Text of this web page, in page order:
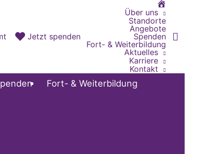
Jetzt spenden
Über uns
Standorte
Angebote
Spenden
Fort- & Weiterbildung
Aktuelles
Karriere
Kontakt
Fort- & Weiterbildung